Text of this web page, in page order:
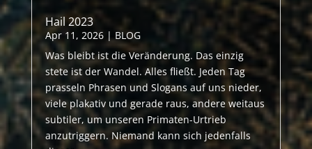
Hail 2023
Apr 11, 2026| BLOG
Was bleibt ist die Veränderung. Das einzig
stete ist der Wandel. Alles fließt. Jeden Tag
prasseln Phrasen und Slogans auf uns nieder,
viele plakativ und gerade raus, andere weitaus
subtiler, um unseren Primaten-Urtrieb
anzutriggern. Niemand kann sich jedenfalls